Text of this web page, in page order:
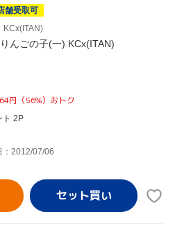
舗受取可
KCx(ITAN)
んごの子(一) KCx(ITAN)
円（56%）おトク
ト 2P
：2012/07/06